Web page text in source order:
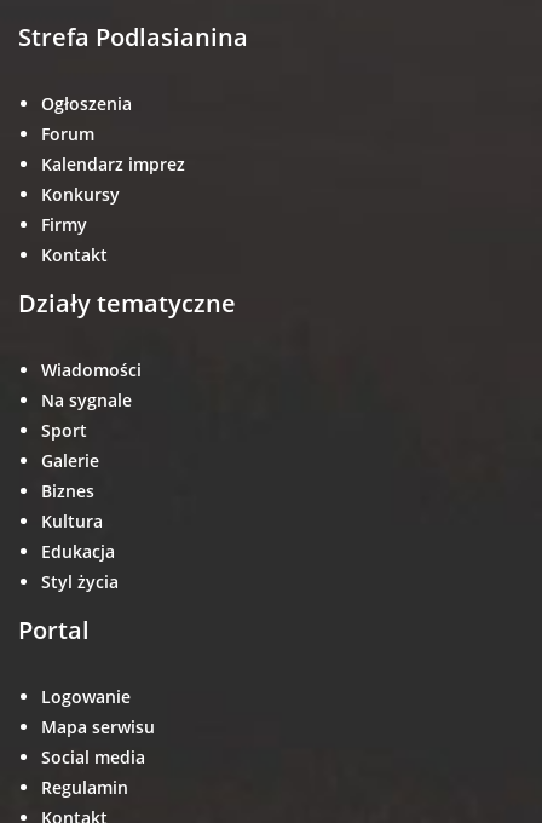
Strefa Podlasianina
Ogłoszenia
Forum
Kalendarz imprez
Konkursy
Firmy
Kontakt
Działy tematyczne
Wiadomości
Na sygnale
Sport
Galerie
Biznes
Kultura
Edukacja
Styl życia
Portal
Logowanie
Mapa serwisu
Social media
Regulamin
Kontakt